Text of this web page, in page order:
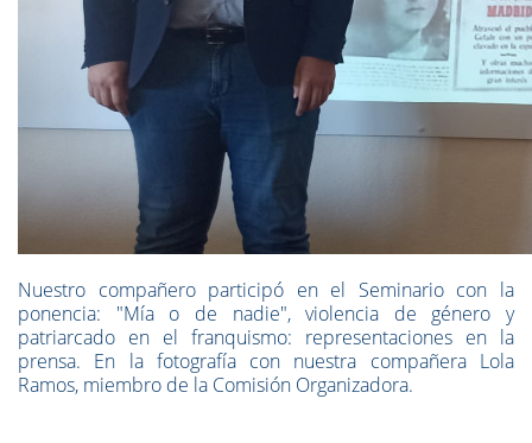
Nuestro compañero participó en el Seminario con la
ponencia: "Mía o de nadie", violencia de género y
patriarcado en el franquismo: representaciones en la
prensa. En la fotografía con nuestra compañera Lola
Ramos, miembro de la Comisión Organizadora.